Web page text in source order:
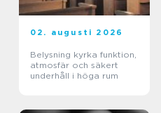
02. augusti 2026
Belysning kyrka funktion,
atmosfär och säkert
underhåll i höga rum